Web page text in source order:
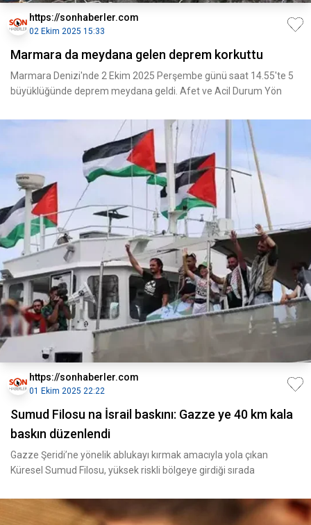
https://sonhaberler.com
02 Ekim 2025 15:33
Marmara da meydana gelen deprem korkuttu
Marmara Denizi'nde 2 Ekim 2025 Perşembe günü saat 14.55'te 5
büyüklüğünde deprem meydana geldi. Afet ve Acil Durum Yön
https://sonhaberler.com
01 Ekim 2025 22:22
Sumud Filosu na İsrail baskını: Gazze ye 40 km kala
baskın düzenlendi
Gazze Şeridi’ne yönelik ablukayı kırmak amacıyla yola çıkan
Küresel Sumud Filosu, yüksek riskli bölgeye girdiği sırada